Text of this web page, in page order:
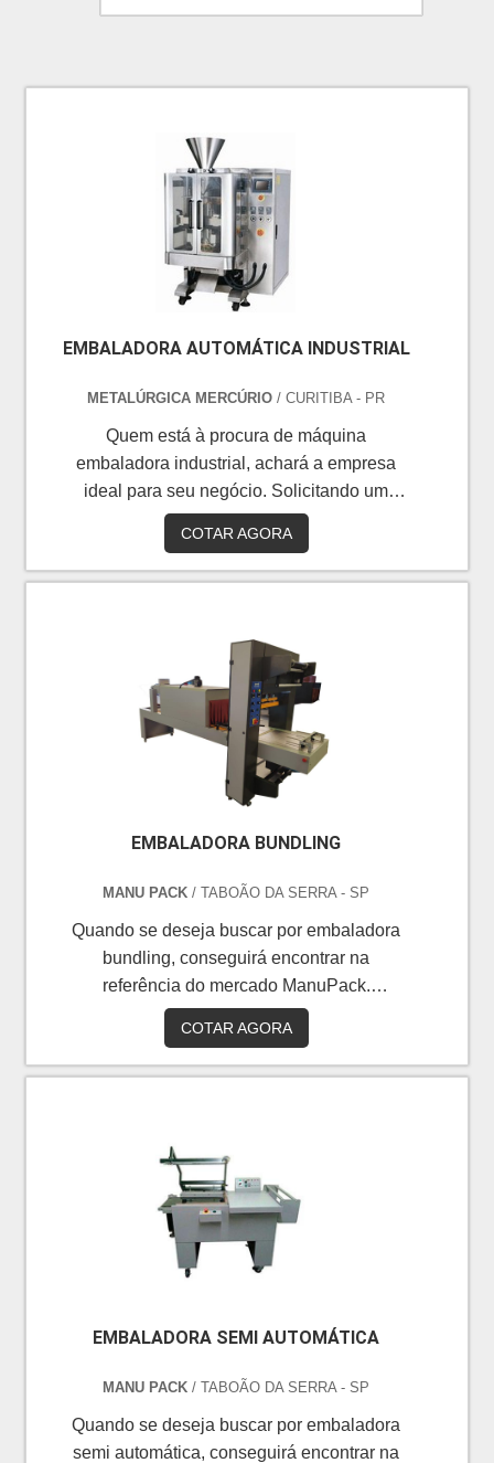
EMBALADORA AUTOMÁTICA INDUSTRIAL
METALÚRGICA MERCÚRIO/ CURITIBA - PR
Quem está à procura de máquina
embaladora industrial, achará a empresa
ideal para seu negócio. Solicitando um
orçamento por meio da própria empresa e
achando a melhor referência em
qualidade.É importante lembrar que o
Esse tipo de cuidado ajuda a garantir a
qualidade e durabilidade dos materiais,
além de evitar prejuízos com substituições
frequentes de peças de...
COTAR AGORA
EMBALADORA BUNDLING
MANU PACK/ TABOÃO DA SERRA - SP
Quando se deseja buscar por embaladora
bundling, conseguirá encontrar na
referência do mercado ManuPack.
Elaborando uma cotação na maior
especialista do segmento e conhecendo a
sofisticação, qualidade e preço justo em um
especializadas no segmento. Esse tipo de
cuidado ajuda a garantir a qualidade e
durabilidade dos materiais, além de evitar
prejuízos c...
COTAR AGORA
EMBALADORA SEMI AUTOMÁTICA
MANU PACK/ TABOÃO DA SERRA - SP
Quando se deseja buscar por embaladora
semi automática, conseguirá encontrar na